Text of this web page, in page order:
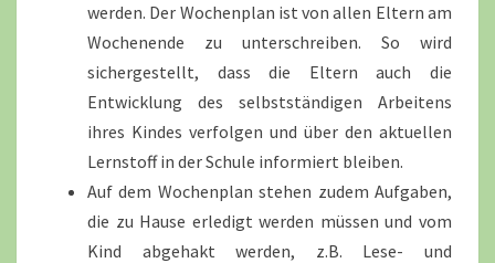
werden. Der Wochenplan ist von allen Eltern am
Wochenende zu unterschreiben. So wird
sichergestellt, dass die Eltern auch die
Entwicklung des selbstständigen Arbeitens
ihres Kindes verfolgen und über den aktuellen
Lernstoff in der Schule informiert bleiben.
Auf dem Wochenplan stehen zudem Aufgaben,
die zu Hause erledigt werden müssen und vom
Kind abgehakt werden, z.B. Lese- und